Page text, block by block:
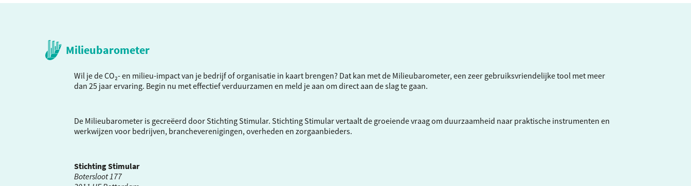
Milieubarometer
Wil je de CO₂- en milieu-impact van je bedrijf of organisatie in kaart brengen? Dat kan met de Milieubarometer, een zeer gebruiksvriendelijke tool met meer
dan 25 jaar ervaring. Begin nu met effectief verduurzamen en meld je aan om direct aan de slag te gaan.
De Milieubarometer is gecreëerd door Stichting Stimular. Stichting Stimularvertaalt de groeiende vraag om duurzaamheid naar praktische instrumenten en
werkwijzen voor bedrijven, brancheverenigingen, overheden en zorgaanbieders.
Stichting Stimular
Botersloot 177